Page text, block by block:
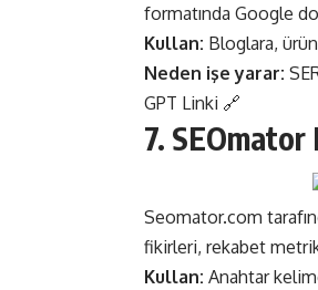
formatında Google
Kullan: Bloglara, ürün
Neden işe yarar:
GPT Linki 🔗
7.
Seomator.com
fikirleri, rekabet
Kullan: Anahtar